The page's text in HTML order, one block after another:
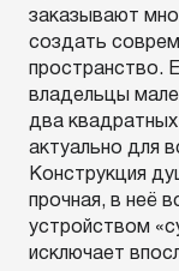
заказывают
создать
пространство.
владельцы
два
актуально для
Конструкция
прочная, в неё
устройством
исключает